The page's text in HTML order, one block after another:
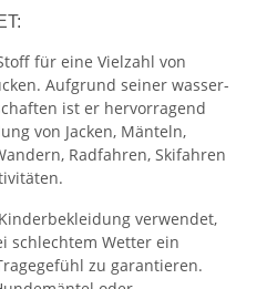
für eine Vielzahl von
Aufgrund seiner wasser-
ist er hervorragend
von Jacken, Mänteln,
Radfahren, Skifahren
verwendet,
schlechtem Wetter ein
zu garantieren.